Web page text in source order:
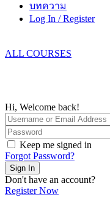
บทความ
Log In / Register
ALL COURSES
Hi, Welcome back!
Keep me signed in
Forgot Password?
Sign In
Don't have an account?
Register Now